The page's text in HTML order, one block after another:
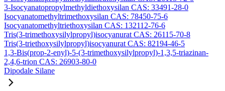
3-Isocyanatopropylmethyldiethoxysilan CAS: 33491-28-0
Isocyanatomethyltrimethoxysilan CAS: 78450-75-6
Isocyanatomethyltriethoxysilan CAS: 132112-76-6
Tris(3-trimethoxysilylpropyl)isocyanurat CAS: 26115-70-8
Tris(3-triethoxysilylpropyl)isocyanurat CAS: 82194-46-5
1,3-Bis(prop-2-enyl)-5-(3-trimethoxysilylpropyl)-1,3,5-triazinan-
2,4,6-trion CAS: 26903-80-0
Dipodale Silane